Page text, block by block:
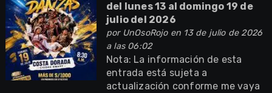
del lunes 13 al domingo 19 de
julio del 2026
por UnOsoRojoen 13 de julio de 2026
a las 06:02
Nota: La información de esta
entrada está sujeta a
actualización conforme me vaya